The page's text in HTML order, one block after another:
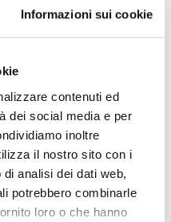
Informazioni sui cookie
contenuti ed
dei social media e per
inoltre
il nostro sito con i
analisi dei dati web,
potrebbero combinarle
loro o che hanno
bianco con pavè di
info